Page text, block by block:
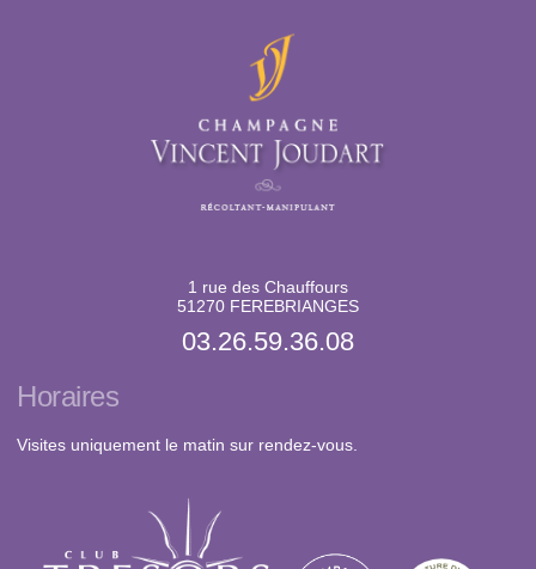
1 rue des Chauffours
51270 FEREBRIANGES
03.26.59.36.08
Horaires
Visites uniquement le matin sur rendez-vous.